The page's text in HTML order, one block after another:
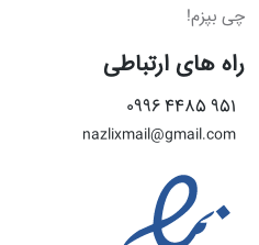
چی بپزم!
راه های ارتباطی
951 4485 0996
nazlixmail@gmail.com